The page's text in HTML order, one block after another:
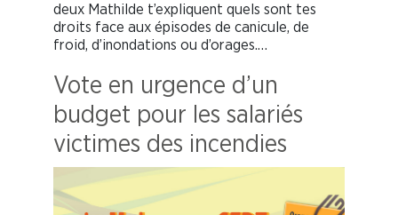
deux Mathilde t’expliquent quels sont tes
droits face aux épisodes de canicule, de
froid, d’inondations ou d’orages.…
Vote en urgence d’un
budget pour les salariés
victimes des incendies